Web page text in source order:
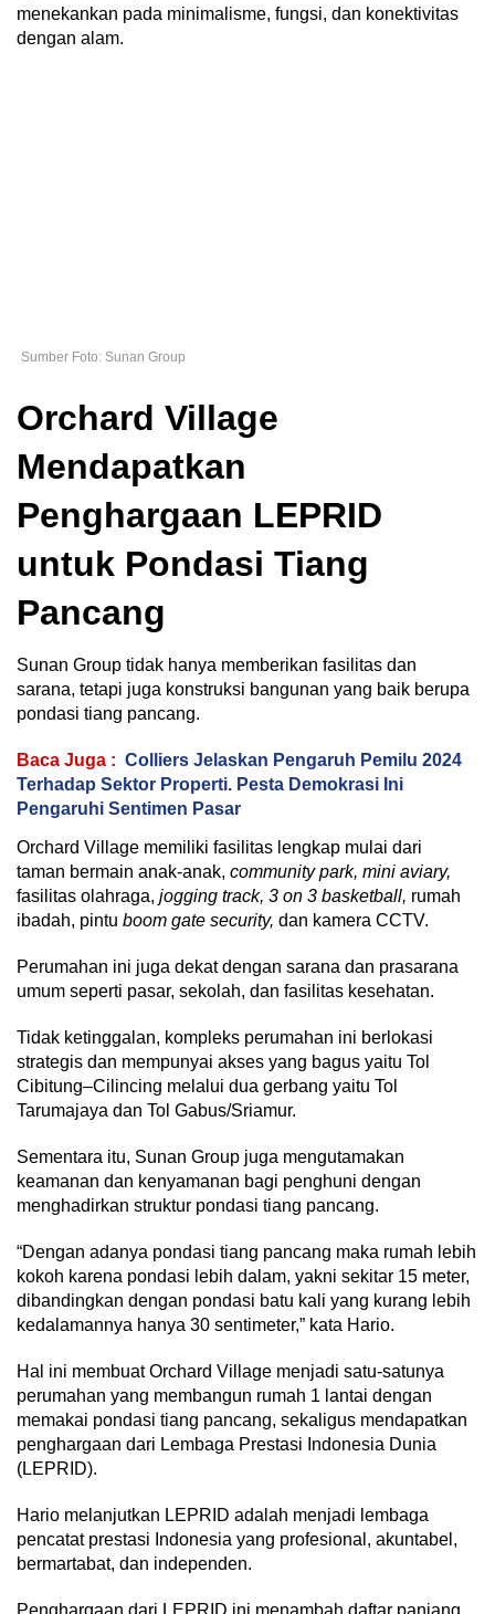
menekankan pada minimalisme, fungsi, dan konektivitas
dengan alam.
Sumber Foto: Sunan Group
Orchard Village
Mendapatkan
Penghargaan LEPRID
untuk Pondasi Tiang
Pancang
Sunan Group tidak hanya memberikan fasilitas dan
sarana, tetapi juga konstruksi bangunan yang baik berupa
pondasi tiang pancang.
Baca Juga : Colliers Jelaskan Pengaruh Pemilu 2024
Terhadap Sektor Properti. Pesta Demokrasi Ini
Pengaruhi Sentimen Pasar
Orchard Village memiliki fasilitas lengkap mulai dari
taman bermain anak-anak, community park, mini aviary,
fasilitas olahraga, jogging track, 3 on 3 basketball, rumah
ibadah, pintu boom gate security, dan kamera CCTV.
Perumahan ini juga dekat dengan sarana dan prasarana
umum seperti pasar, sekolah, dan fasilitas kesehatan.
Tidak ketinggalan, kompleks perumahan ini berlokasi
strategis dan mempunyai akses yang bagus yaitu Tol
Cibitung–Cilincing melalui dua gerbang yaitu Tol
Tarumajaya dan Tol Gabus/Sriamur.
Sementara itu, Sunan Group juga mengutamakan
keamanan dan kenyamanan bagi penghuni dengan
menghadirkan struktur pondasi tiang pancang.
“Dengan adanya pondasi tiang pancang maka rumah lebih
kokoh karena pondasi lebih dalam, yakni sekitar 15 meter,
dibandingkan dengan pondasi batu kali yang kurang lebih
kedalamannya hanya 30 sentimeter,” kata Hario.
Hal ini membuat Orchard Village menjadi satu-satunya
perumahan yang membangun rumah 1 lantai dengan
memakai pondasi tiang pancang, sekaligus mendapatkan
penghargaan dari Lembaga Prestasi Indonesia Dunia
(LEPRID).
Hario melanjutkan LEPRID adalah menjadi lembaga
pencatat prestasi Indonesia yang profesional, akuntabel,
bermartabat, dan independen.